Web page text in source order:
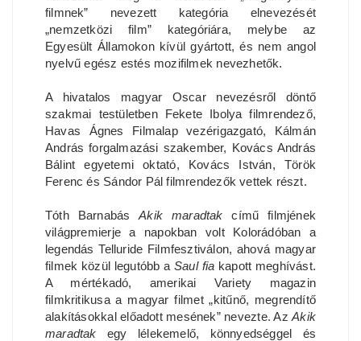
filmnek” nevezett kategória elnevezését
„nemzetközi film” kategóriára, melybe az
Egyesült Államokon kívül gyártott, és nem angol
nyelvű egész estés mozifilmek nevezhetők.
A hivatalos magyar Oscar nevezésről döntő
szakmai testületben Fekete Ibolya filmrendező,
Havas Ágnes Filmalap vezérigazgató, Kálmán
András forgalmazási szakember, Kovács András
Bálint egyetemi oktató, Kovács István, Török
Ferenc és Sándor Pál filmrendezők vettek részt.
Tóth BarnabásAkik maradtak című filmjének
világpremierje a napokban volt Kolorádóban a
legendás Telluride Filmfesztiválon, ahová magyar
filmek közül legutóbb aSaul fia kapott meghívást.
A mértékadó, amerikai Variety magazin
filmkritikusa a magyar filmet „kitűnő, megrendítő
alakításokkal előadott mesének” nevezte. AzAkik
maradtak egy lélekemelő, könnyedséggel és